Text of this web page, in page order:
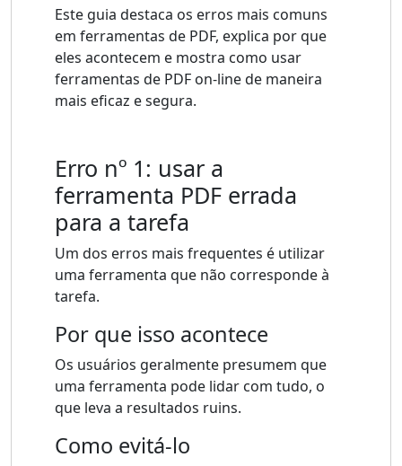
Este guia destaca os erros mais comuns
em ferramentas de PDF, explica por que
eles acontecem e mostra como usar
ferramentas de PDF on-line de maneira
mais eficaz e segura.
Erro nº 1: usar a
ferramenta PDF errada
para a tarefa
Um dos erros mais frequentes é utilizar
uma ferramenta que não corresponde à
tarefa.
Por que isso acontece
Os usuários geralmente presumem que
uma ferramenta pode lidar com tudo, o
que leva a resultados ruins.
Como evitá-lo